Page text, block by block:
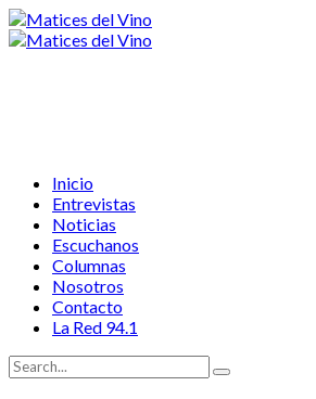
Inicio
Entrevistas
Noticias
Escuchanos
Columnas
Nosotros
Contacto
La Red 94.1